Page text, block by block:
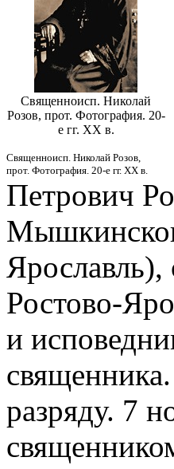
Священноисп. Николай
Розов, прот. Фотография. 20-
е гг. ХХ в.
Священноисп. Николай Розов,
прот. Фотография. 20-е гг. ХХ в.
Петрович
Ростово-
и
разряду. 7